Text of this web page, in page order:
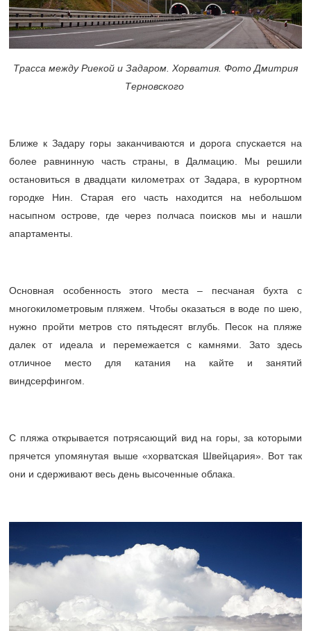
Трасса между Риекой и Задаром. Хорватия. Фото Дмитрия
Терновского
Ближе к Задару горы заканчиваются и дорога спускается на
более равнинную часть страны, в Далмацию. Мы решили
остановиться в двадцати километрах от Задара, в курортном
городке Нин. Старая его часть находится на небольшом
насыпном острове, где через полчаса поисков мы и нашли
апартаменты.
Основная особенность этого места – песчаная бухта с
многокилометровым пляжем. Чтобы оказаться в воде по шею,
нужно пройти метров сто пятьдесят вглубь. Песок на пляже
далек от идеала и перемежается с камнями. Зато здесь
отличное место для катания на кайте и занятий
виндсерфингом.
С пляжа открывается потрясающий вид на горы, за которыми
прячется упомянутая выше «хорватская Швейцария». Вот так
они и сдерживают весь день высоченные облака.